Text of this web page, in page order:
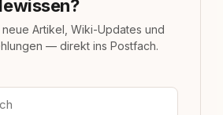
neue Artikel, Wiki-Updates und
— direkt ins Postfach.